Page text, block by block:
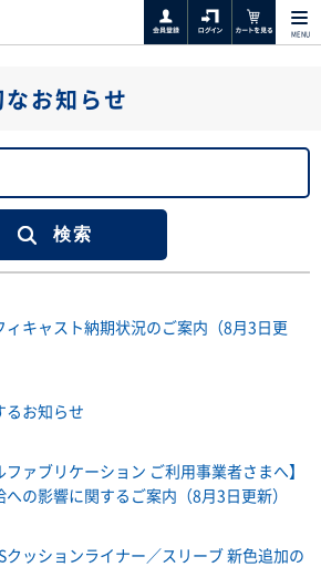
MENU
お知らせ
ィキャスト納期状況のご案内（8月3日更
るお知らせ
ファブリケーション ご利用事業者さまへ】
の影響に関するご案内（8月3日更新）
クッションライナー／スリーブ 新色追加の